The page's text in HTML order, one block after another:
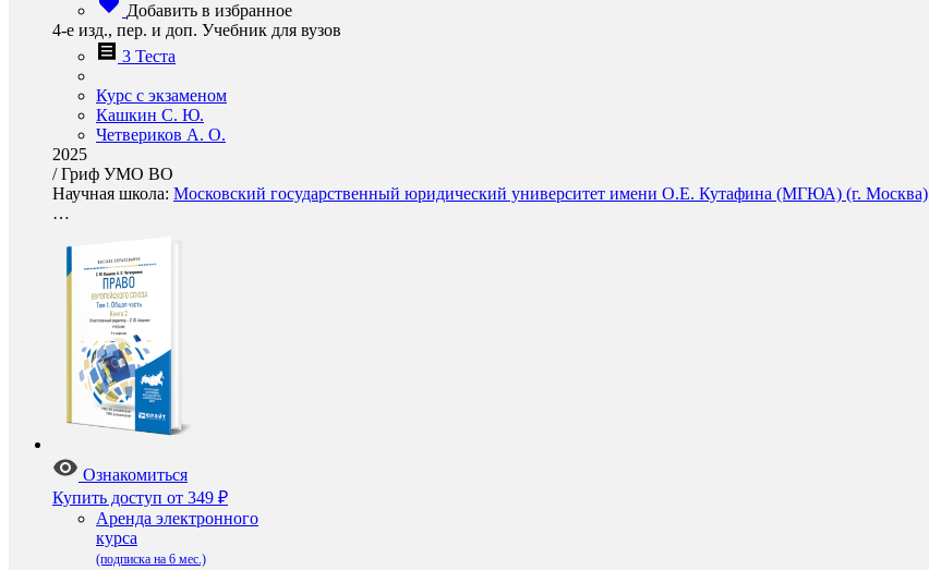
Добавить в избранное
4-е изд., пер. и доп. Учебник для вузов
3 Теста
Курс с экзаменом
Кашкин С. Ю.
Четвериков А. О.
2025
/Гриф УМО ВО
Научная школа: Московский государственный юридический университет имени О.Е. Кутафина (МГЮА) (г. Москва)
…
Ознакомиться
Купить доступ от 349 ₽
Аренда электронного
курса
(подписка на 6 мес.)